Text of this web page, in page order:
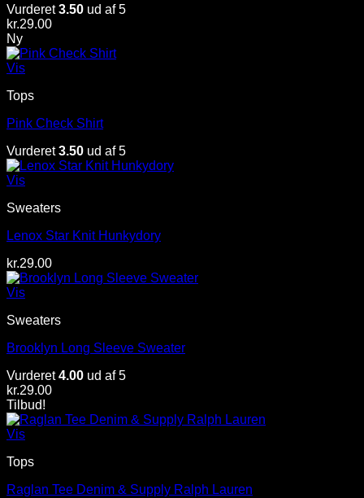
Vurderet3.50 ud af 5
kr.29.00
Ny
Vis
Tops
Pink Check Shirt
Vurderet3.50 ud af 5
Vis
Sweaters
Lenox Star Knit Hunkydory
kr.29.00
Vis
Sweaters
Brooklyn Long Sleeve Sweater
Vurderet4.00 ud af 5
kr.29.00
Tilbud!
Vis
Tops
Raglan Tee Denim & Supply Ralph Lauren